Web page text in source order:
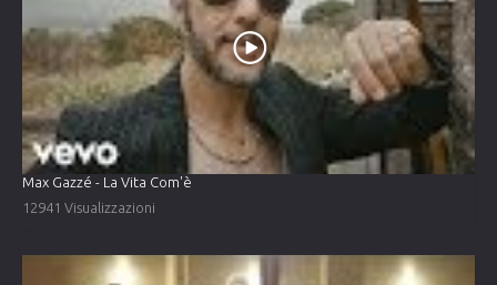
Max Gazzé - La Vita Com'è
12941 Visualizzazioni